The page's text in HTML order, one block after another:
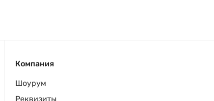
Компания
Шоурум
Реквизиты